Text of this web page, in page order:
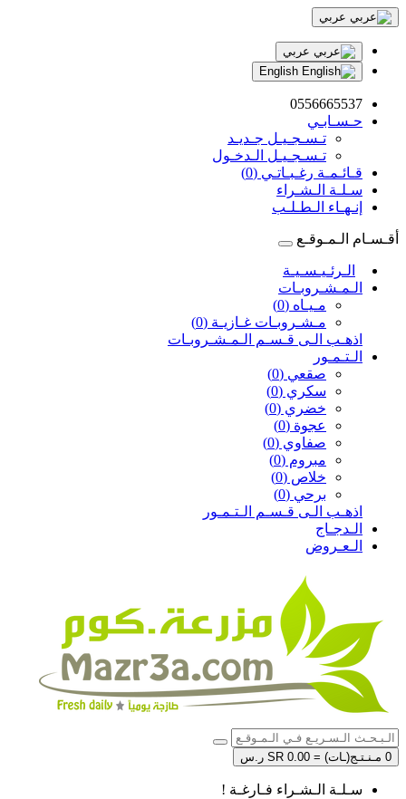
عربي
عربي
0556665537
حـسـابـي
تـسـجـيـل جـديـد
تـسـجـيـل الـدخـول
قـائـمـة رغـبـاتـي (0)
سـلـة الـشـراء
إنـهـاء الـطـلـب
أقـسـام الـمـوقـع
الـرئـيـسـيـة
الـمـشـروبـات
مـيـاه (0)
مـشـروبـات غـازيـة (0)
اذهـب الـى قـسـم الـمـشـروبـات
الـتـمـور
صقعي (0)
سكري (0)
خضري (0)
عجوة (0)
صفاوي (0)
مبروم (0)
خلاص (0)
برحي (0)
اذهـب الـى قـسـم الـتـمـور
الـدجـاج
الـعـروض
0 مـنـتـج(ـات) = SR 0.00 ر.س
سـلـة الـشـراء فـارغـة !